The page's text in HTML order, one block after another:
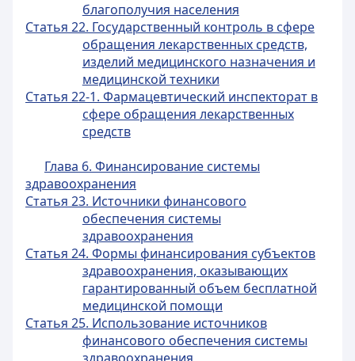
благополучия населения
Статья 22. Государственный контроль в сфере
обращения лекарственных средств,
изделий медицинского назначения и
медицинской техники
Статья 22-1. Фармацевтический инспекторат в
сфере обращения лекарственных
средств
Глава 6. Финансирование системы
здравоохранения
Статья 23. Источники финансового
обеспечения системы
здравоохранения
Статья 24. Формы финансирования субъектов
здравоохранения, оказывающих
гарантированный объем бесплатной
медицинской помощи
Статья 25. Использование источников
финансового обеспечения системы